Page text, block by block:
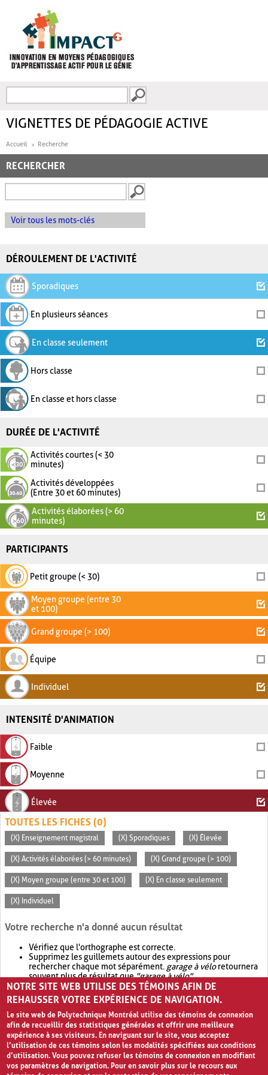
FORMULAIRE DE
VIGNETTES DE PÉDAGOGIE ACTIVE
Accueil Recherche
RECHERCHER
Voir tous les mots-clés
DÉROULEMENT DE L'ACTIVITÉ
Sporadiques
En plusieurs séances
En classe seulement
Hors classe
En classe et hors classe
DURÉE DE L'ACTIVITÉ
Activités courtes (< 30
minutes)
Activités développées
(Entre 30 et 60 minutes)
Activités élaborées (> 60
minutes)
PARTICIPANTS
Petit groupe (< 30)
Moyen groupe (entre 30
et 100)
Grand groupe (> 100)
Équipe
Individuel
INTENSITÉ D'ANIMATION
Faible
Moyenne
Élevée
TOUTES LES FICHES (0)
(X) Enseignement magistral (X) Sporadiques (X) Élevée
(X) Activités élaborées (> 60 minutes) (X) Grand groupe (> 100)
(X) Moyen groupe (entre 30 et 100) (X) En classe seulement
(X) Individuel
Votre recherche n'a donné aucun résultat
Vérifiez que l'orthographe est correcte.
Supprimez les guillemets autour des expressions pour
rechercher chaque mot séparément. garage à véloretournera
souvent plus de résultat que"garage à vélo".
Envisagez d'élargir votre recherche avec OR.garage OR vélo
retournera souvent plus de résultat quegarage à vélo
NOTRE SITE WEB UTILISE DES TÉMOINS AFIN DE
REHAUSSER VOTRE EXPÉRIENCE DE NAVIGATION.
Le site web de Polytechnique Montréal utilise des témoins de connexion
afin de recueillir des statistiques générales et offrir une meilleure
expérience à ses visiteurs. En naviguant sur le site, vous acceptez
l’utilisation de ces témoins selon les modalités spécifiées aux conditions
d’utilisation. Vous pouvez refuser les témoins de connexion en modifiant
vos paramètres de navigation. Pour en savoir plus sur le recours aux